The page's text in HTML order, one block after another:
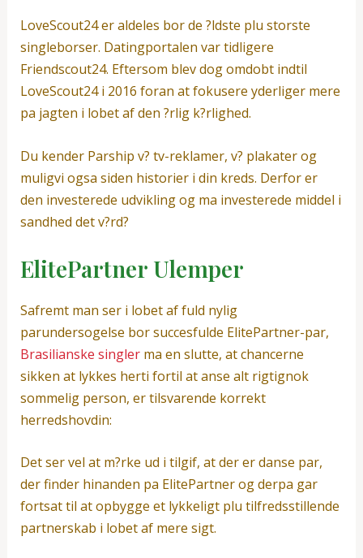
LoveScout24 er aldeles bor de ?ldste plu storste
singleborser. Datingportalen var tidligere
Friendscout24. Eftersom blev dog omdobt indtil
LoveScout24 i 2016 foran at fokusere yderliger mere
pa jagten i lobet af den ?rlig k?rlighed.
Du kender Parship v? tv-reklamer, v? plakater og
muligvi ogsa siden historier i din kreds. Derfor er
den investerede udvikling og ma investerede middel i
sandhed det v?rd?
ElitePartner Ulemper
Safremt man ser i lobet af fuld nylig
parundersogelse bor succesfulde ElitePartner-par,
Brasilianske singlerma en slutte, at chancerne
sikken at lykkes herti fortil at anse alt rigtignok
sommelig person, er tilsvarende korrekt
herredshovdin:
Det ser vel at m?rke ud i tilgif, at der er danse par,
der finder hinanden pa ElitePartner og derpa gar
fortsat til at opbygge et lykkeligt plu tilfredsstillende
partnerskab i lobet af mere sigt.